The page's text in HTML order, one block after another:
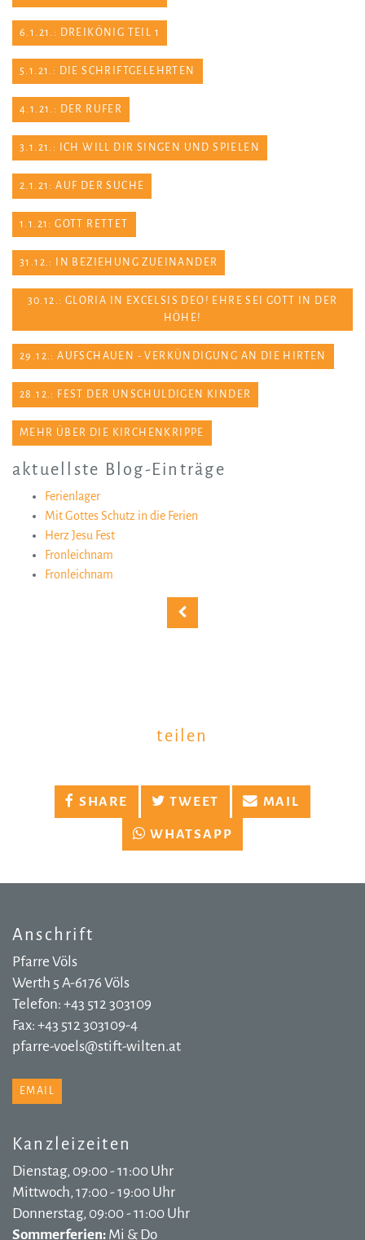
6.1.21.: DREIKÖNIG TEIL 1
5.1.21.: DIE SCHRIFTGELEHRTEN
4.1.21.: DER RUFER
3.1.21.: ICH WILL DIR SINGEN UND SPIELEN
2.1.21: AUF DER SUCHE
1.1.21: GOTT RETTET
31.12.: IN BEZIEHUNG ZUEINANDER
30.12.: GLORIA IN EXCELSIS DEO! EHRE SEI GOTT IN DER
HÖHE!
29.12.: AUFSCHAUEN - VERKÜNDIGUNG AN DIE HIRTEN
28.12.: FEST DER UNSCHULDIGEN KINDER
MEHR ÜBER DIE KIRCHENKRIPPE
aktuellste Blog-Einträge
Ferienlager
Mit Gottes Schutz in die Ferien
Herz Jesu Fest
Fronleichnam
Fronleichnam
teilen
SHARE TWEET MAIL
WHATSAPP
Anschrift
Pfarre Völs
Werth 5 A-6176 Völs
Telefon: +43 512 303109
Fax: +43 512 303109-4
pfarre-voels@stift-wilten.at
EMAIL
Kanzleizeiten
Dienstag, 09:00 - 11:00 Uhr
Mittwoch, 17:00 - 19:00 Uhr
Donnerstag, 09:00 - 11:00 Uhr
Sommerferien: Mi & Do